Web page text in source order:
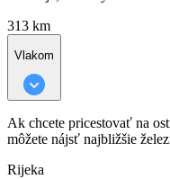
313 km
Vlakom
Ak chcete pricestovať na
môžete nájsť najbližšie
Rijeka